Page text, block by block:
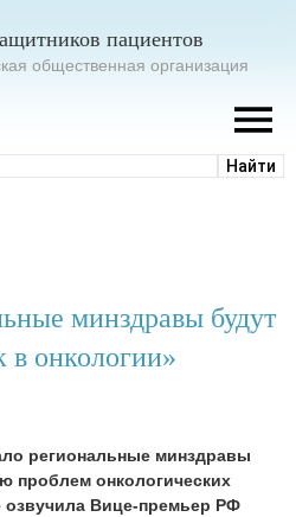
пациентов
общественная организация
минздравы будут
в онкологии»
региональные минздравы
проблем онкологических
озвучила Вице-премьер РФ